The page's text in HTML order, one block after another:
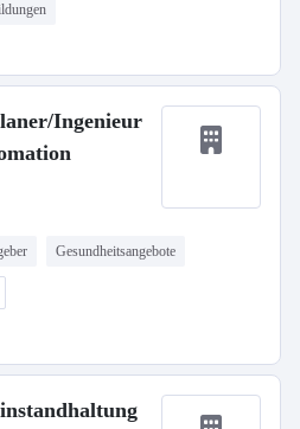
Ingenieur
Gesundheitsangebote